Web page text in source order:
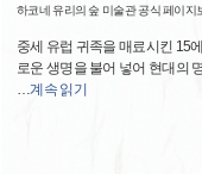
하코네 유리의 숲 미술관 공식 페이지
중세 유럽 귀족을 매료시킨 15
로운 생명을 불어 넣어 현대의
…계속 읽기